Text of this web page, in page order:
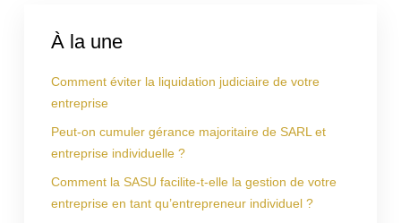
À la une
Comment éviter la liquidation judiciaire de votre
entreprise
Peut-on cumuler gérance majoritaire de SARL et
entreprise individuelle ?
Comment la SASU facilite-t-elle la gestion de votre
entreprise en tant qu’entrepreneur individuel ?